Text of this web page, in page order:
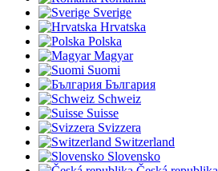
Sverige
Hrvatska
Polska
Magyar
Suomi
България
Schweiz
Suisse
Svizzera
Switzerland
Slovensko